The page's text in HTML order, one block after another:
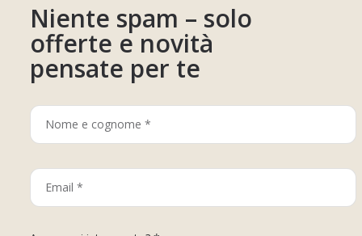
Niente spam – solo
offerte e novità
pensate per te